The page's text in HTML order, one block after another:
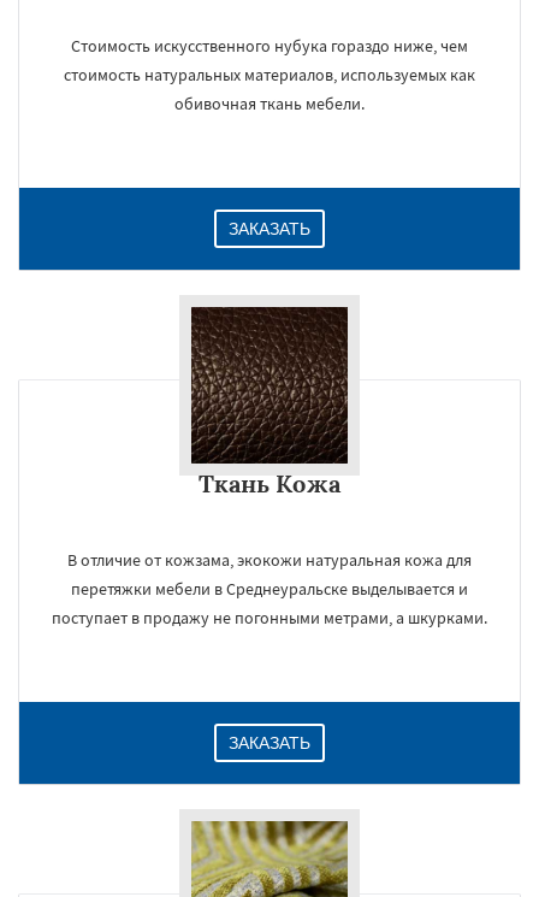
Стоимость искусственного нубука гораздо ниже, чем
стоимость натуральных материалов, используемых как
обивочная ткань мебели.
ЗАКАЗАТЬ
Ткань Кожа
В отличие от кожзама, экокожи натуральная кожа для
перетяжки мебели в Среднеуральске выделывается и
поступает в продажу не погонными метрами, а шкурками.
ЗАКАЗАТЬ